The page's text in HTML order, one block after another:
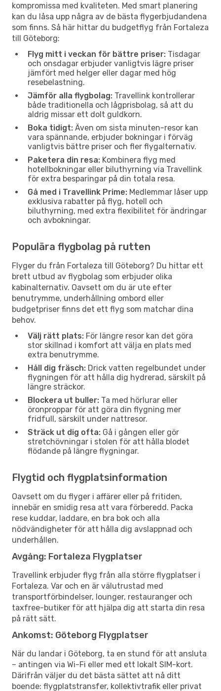
kompromissa med kvaliteten. Med smart planering
kan du låsa upp några av de bästa flygerbjudandena
som finns. Så här hittar du budgetflyg från Fortaleza
till Göteborg:
Flyg mitt i veckan för bättre priser: Tisdagar
och onsdagar erbjuder vanligtvis lägre priser
jämfört med helger eller dagar med hög
resebelastning.
Jämför alla flygbolag: Travellink kontrollerar
både traditionella och lågprisbolag, så att du
aldrig missar ett dolt guldkorn.
Boka tidigt: Även om sista minuten-resor kan
vara spännande, erbjuder bokningar i förväg
vanligtvis bättre priser och fler flygalternativ.
Paketera din resa: Kombinera flyg med
hotellbokningar eller biluthyrning via Travellink
för extra besparingar på din totala resa.
Gå med i Travellink Prime: Medlemmar låser upp
exklusiva rabatter på flyg, hotell och
biluthyrning, med extra flexibilitet för ändringar
och avbokningar.
Populära flygbolag på rutten
Flyger du från Fortaleza till Göteborg? Du hittar ett
brett utbud av flygbolag som erbjuder olika
kabinalternativ. Oavsett om du är ute efter
benutrymme, underhållning ombord eller
budgetpriser finns det ett flyg som matchar dina
behov.
Välj rätt plats: För längre resor kan det göra
stor skillnad i komfort att välja en plats med
extra benutrymme.
Håll dig fräsch: Drick vatten regelbundet under
flygningen för att hålla dig hydrerad, särskilt på
längre sträckor.
Blockera ut buller: Ta med hörlurar eller
öronproppar för att göra din flygning mer
fridfull, särskilt under nattresor.
Sträck ut dig ofta: Gå i gången eller gör
stretchövningar i stolen för att hålla blodet
flödande på längre flygningar.
Flygtid och flygplatsinformation
Oavsett om du flyger i affärer eller på fritiden,
innebär en smidig resa att vara förberedd. Packa
rese kuddar, laddare, en bra bok och alla
nödvändigheter för att hålla dig avslappnad och
underhållen.
Avgång: Fortaleza Flygplatser
Travellink erbjuder flyg från alla större flygplatser i
Fortaleza. Var och en är välutrustad med
transportförbindelser, lounger, restauranger och
taxfree-butiker för att hjälpa dig att starta din resa
på rätt sätt.
Ankomst: Göteborg Flygplatser
När du landar i Göteborg, ta en stund för att ansluta
– antingen via Wi-Fi eller med ett lokalt SIM-kort.
Därifrån väljer du det bästa sättet att nå ditt
boende: flygplatstransfer, kollektivtrafik eller privat